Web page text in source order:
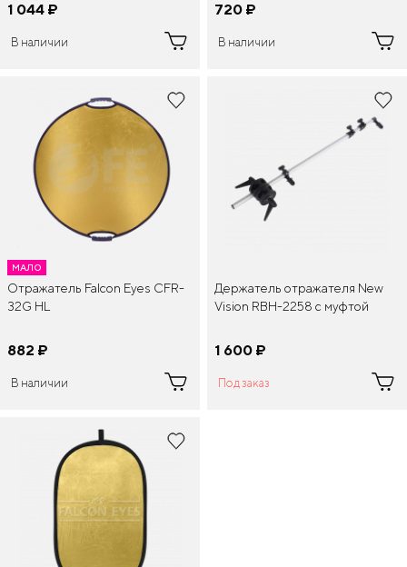
1 044 ¤
В наличии
720 ¤
В наличии
МАЛО
Отражатель Falcon Eyes CFR-
32G HL
882 ¤
В наличии
Держатель отражателя New
Vision RBH-2258 с муфтой
1 600 ¤
Под заказ